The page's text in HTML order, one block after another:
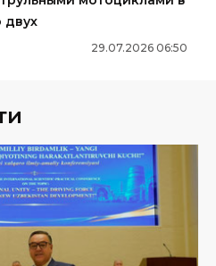
двух
29.07.2026 06:50